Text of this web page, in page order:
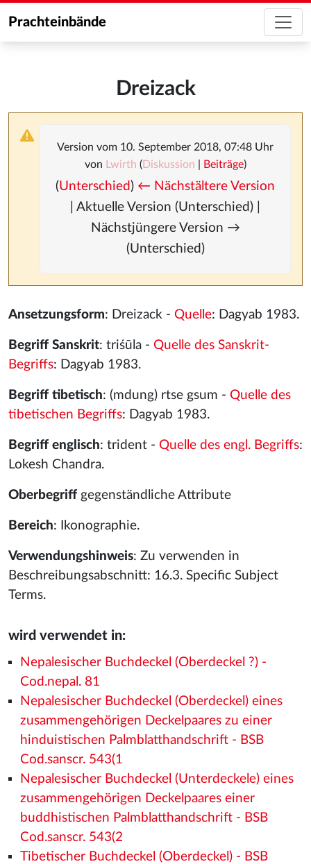
Prachteinbände
Dreizack
Version vom 10. September 2018, 07:48 Uhr
von
Lwirth (Diskussion Beiträge)
(Unterschied ) ← Nächstältere Version
| Aktuelle Version (Unterschied) |
Nächstjüngere Version →
(Unterschied)
Ansetzungsform: Dreizack - Quelle: Dagyab 1983.
Begriff Sanskrit: triśūla - Quelle des Sanskrit-
Begriffs: Dagyab 1983.
Begriff tibetisch: (mdung) rtse gsum - Quelle des
tibetischen Begriffs: Dagyab 1983.
Begriff englisch: trident - Quelle des engl. Begriffs:
Lokesh Chandra.
Oberbegriff gegenständliche Attribute
Bereich: Ikonographie.
Verwendungshinweis: Zu verwenden in
Beschreibungsabschnitt: 16.3. Specific Subject
Terms.
wird verwendet in:
Nepalesischer Buchdeckel (Oberdeckel ?) -
Cod.nepal. 81
Nepalesischer Buchdeckel (Oberdeckel) eines
zusammengehörigen Deckelpaares zu einer
hinduistischen Palmblatthandschrift - BSB
Cod.sanscr. 543(1
Nepalesischer Buchdeckel (Unterdeckele) eines
zusammengehörigen Deckelpaares einer
buddhistischen Palmblatthandschrift - BSB
Cod.sanscr. 543(2
Tibetischer Buchdeckel (Oberdeckel) - BSB